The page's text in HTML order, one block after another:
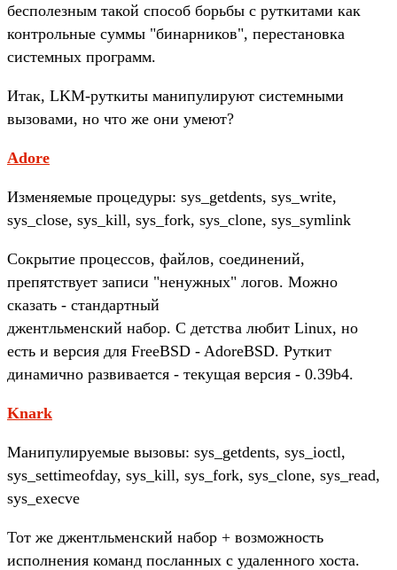
бесполезным такой способ борьбы с руткитами как
контрольные суммы "бинарников", перестановка
системных программ.
Итак, LKM-руткиты манипулируют системными
вызовами, но что же они умеют?
Adore
Изменяемые процедуры: sys_getdents, sys_write,
sys_close, sys_kill, sys_fork, sys_clone, sys_symlink
Сокрытие процессов, файлов, соединений,
препятствует записи "ненужных" логов. Можно
сказать - стандартный
джентльменский набор. С детства любит Linux, но
есть и версия для FreeBSD - AdoreBSD. Руткит
динамично развивается - текущая версия - 0.39b4.
Knark
Манипулируемые вызовы: sys_getdents, sys_ioctl,
sys_settimeofday, sys_kill, sys_fork, sys_clone, sys_read,
sys_execve
Тот же джентльменский набор + возможность
исполнения команд посланных с удаленного хоста.